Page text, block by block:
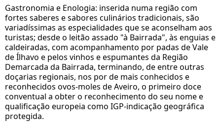
Gastronomia e Enologia: inserida numa região com
fortes saberes e sabores culinários tradicionais, são
variadíssimas as especialidades que se aconselham aos
turistas; desde o leitão assado "à Bairrada", às enguias e
caldeiradas, com acompanhamento por padas de Vale
de Ílhavo e pelos vinhos e espumantes da Região
Demarcada da Bairrada, terminando, de entre outras
doçarias regionais, nos por de mais conhecidos e
reconhecidos ovos-moles de Aveiro, o primeiro doce
conventual a obter o reconhecimento do seu nome e
qualificação europeia como IGP-indicação geográfica
protegida.